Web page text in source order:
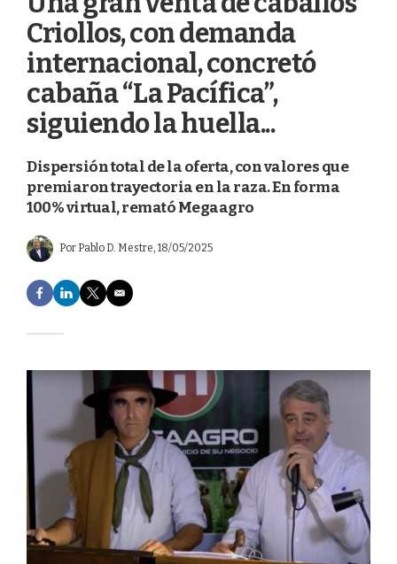
Criollos, con demanda
internacional, concretó
cabaña “La Pacífica”,
siguiendo la huella...
Dispersión total de la oferta, con valores que
premiaron trayectoria en la raza. En forma
100% virtual, remató Megaagro
Por Pablo D. Mestre, 18/05/2025
F
a
e
o
L
i
d
n
T
w
e
r
E
m